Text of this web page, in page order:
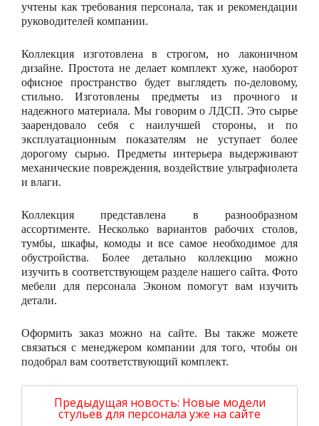
учтены как требования персонала, так и рекомендации
руководителей компании.
Коллекция изготовлена в строгом, но лаконичном
дизайне. Простота не делает комплект хуже, наоборот
офисное пространство будет выглядеть по-деловому,
стильно. Изготовлены предметы из прочного и
надежного материала. Мы говорим о ЛДСП. Это сырье
заарендовало себя с наилучшей стороны, и по
эксплуатационным показателям не уступает более
дорогому сырью. Предметы интерьера выдерживают
механические повреждения, воздействие ультрафиолета
и влаги.
Коллекция представлена в разнообразном
ассортименте. Несколько вариантов рабочих столов,
тумбы, шкафы, комоды и все самое необходимое для
обустройства. Более детально коллекцию можно
изучить в соответствующем разделе нашего сайта. Фото
мебели для персонала Эконом помогут вам изучить
детали.
Оформить заказ можно на сайте. Вы также можете
связаться с менеджером компании для того, чтобы он
подобрал вам соответствующий комплект.
Предыдущая новость: Новые модели
стульев для персонала уже на сайте